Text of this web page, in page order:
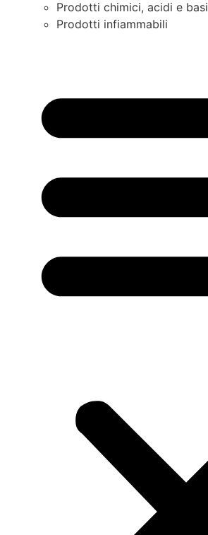
Prodotti chimici, acidi e basi
Prodotti infiammabili